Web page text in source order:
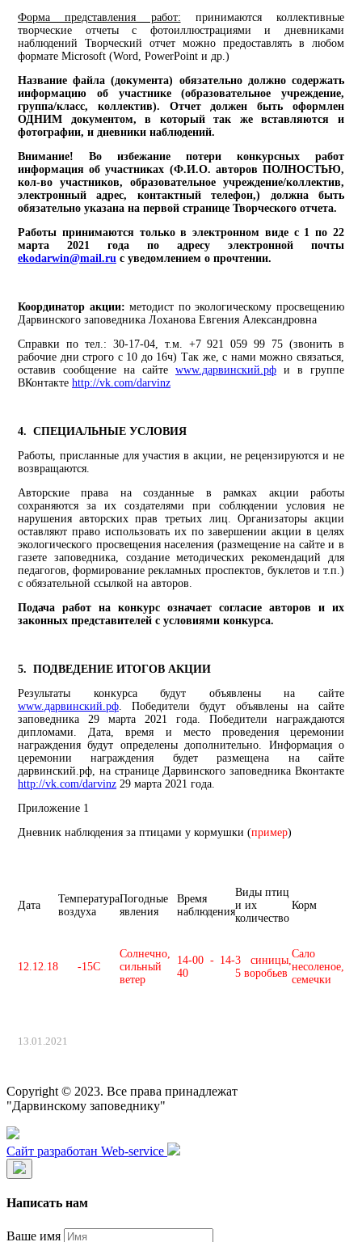
Форма представления работ: принимаются коллективные
творческие отчеты с фотоиллюстрациями и дневниками
наблюдений Творческий отчет можно предоставлять в любом
формате Microsoft (Word, PowerPoint и др.)
Название файла (документа) обязательно должно содержать
информацию об участнике (образовательное учреждение,
группа/класс, коллектив). Отчет должен быть оформлен
ОДНИМ документом, в который так же вставляются и
фотографии, и дневники наблюдений.
Внимание! Во избежание потери конкурсных работ
информация об участниках (Ф.И.О. авторов ПОЛНОСТЬЮ,
кол-во участников, образовательное учреждение/коллектив,
электронный адрес, контактный телефон,) должна быть
обязательно указана на первой странице Творческого отчета.
Работы принимаются только в электронном виде с 1 по 22
марта 2021 года по адресу электронной почты
ekodarwin@mail.ru с уведомлением о прочтении.
Координатор акции: методист по экологическому просвещению
Дарвинского заповедника Лоханова Евгения Александровна
Справки по тел.: 30-17-04, т.м. +7 921 059 99 75 (звонить в
рабочие дни строго с 10 до 16ч) Так же, с нами можно связаться,
оставив сообщение на сайте www.дарвинский.рф и в группе
ВКонтакте http://vk.com/darvinz
4. СПЕЦИАЛЬНЫЕ УСЛОВИЯ
Работы, присланные для участия в акции, не рецензируются и не
возвращаются.
Авторские права на созданные в рамках акции работы
сохраняются за их создателями при соблюдении условия не
нарушения авторских прав третьих лиц. Организаторы акции
оставляют право использовать их по завершении акции в целях
экологического просвещения населения (размещение на сайте и в
газете заповедника, создание методических рекомендаций для
педагогов, формирование рекламных проспектов, буклетов и т.п.)
с обязательной ссылкой на авторов.
Подача работ на конкурс означает согласие авторов и их
законных представителей с условиями конкурса.
5. ПОДВЕДЕНИЕ ИТОГОВ АКЦИИ
Результаты конкурса будут объявлены на сайте
www.дарвинский.рф. Победители будут объявлены на сайте
заповедника 29 марта 2021 года. Победители награждаются
дипломами. Дата, время и место проведения церемонии
награждения будут определены дополнительно. Информация о
церемонии награждения будет размещена на сайте
дарвинский.рф, на странице Дарвинского заповедника Вконтакте
http://vk.com/darvinz 29 марта 2021 года.
Приложение 1
Дневник наблюдения за птицами у кормушки (пример)
Дата
Температура
воздуха
Погодные
явления
Время
наблюдения
Виды птиц
и их
количество
Корм
12.12.18 -15С
Солнечно,
сильный
ветер
14-00 - 14-
40
3 синицы,
5 воробьев
Сало
несоленое,
семечки
13.01.2021
Copyright © 2023. Все права принадлежат
"Дарвинскому заповеднику"
Сайт разработан Web-service
Написать нам
Ваше имя